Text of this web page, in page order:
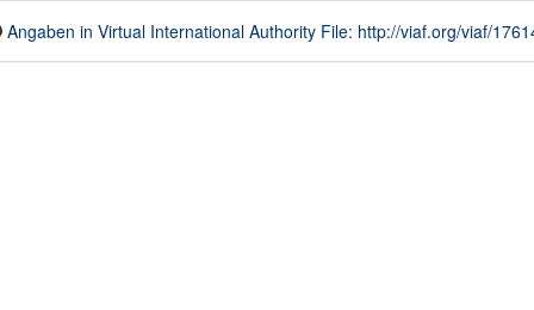
Angaben in Virtual International Authority File: http://viaf.org/viaf/